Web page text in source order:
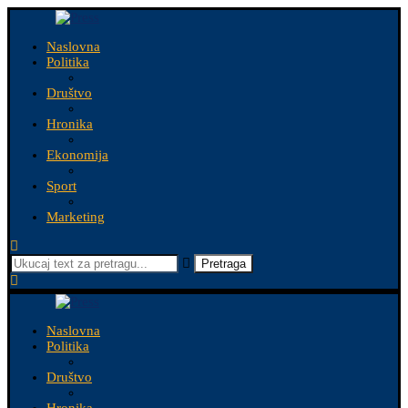
Naslovna
Politika
Društvo
Hronika
Ekonomija
Sport
Marketing
Pretraga
Naslovna
Politika
Društvo